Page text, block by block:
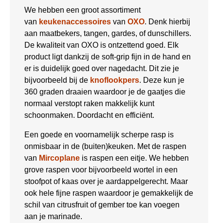
We hebben een groot assortiment
van keukenaccessoires van OXO. Denk hierbij
aan maatbekers, tangen, gardes, of dunschillers.
De kwaliteit van OXO is ontzettend goed. Elk
product ligt dankzij de soft-grip fijn in de hand en
er is duidelijk goed over nagedacht. Dit zie je
bijvoorbeeld bij de knoflookpers. Deze kun je
360 graden draaien waardoor je de gaatjes die
normaal verstopt raken makkelijk kunt
schoonmaken. Doordacht en efficiënt.
Een goede en voornamelijk scherpe rasp is
onmisbaar in de (buiten)keuken. Met de raspen
van Mircoplane is raspen een eitje. We hebben
grove raspen voor bijvoorbeeld wortel in een
stoofpot of kaas over je aardappelgerecht. Maar
ook hele fijne raspen waardoor je gemakkelijk de
schil van citrusfruit of gember toe kan voegen
aan je marinade.